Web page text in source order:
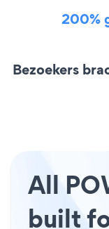
200%
Bezoekers
All
built